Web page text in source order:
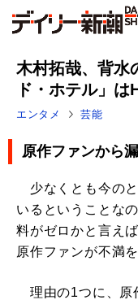
木村拓哉、背
ド・ホテル」は
エンタメ 芸能
原作ファンから
少なくとも今の
いるということな
料がゼロかと言え
原作ファンが不満
理由の1つに、原